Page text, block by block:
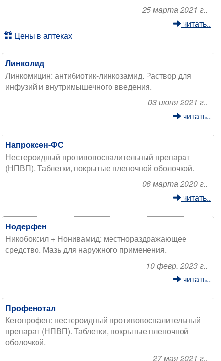
25 марта 2021 г..
читать..
Цены в аптеках
Линколид
Линкомицин: антибиотик-линкозамид. Раствор для
инфузий и внутримышечного введения.
03 июня 2021 г..
читать..
Напроксен-ФС
Нестероидный противовоспалительный препарат
(НПВП). Таблетки, покрытые пленочной оболочкой.
06 марта 2020 г..
читать..
Нодерфен
Никобоксил + Нонивамид: местнораздражающее
средство. Мазь для наружного применения.
10 февр. 2023 г..
читать..
Профенотал
Кетопрофен: нестероидный противовоспалительный
препарат (НПВП). Таблетки, покрытые пленочной
оболочкой.
27 мая 2021 г..